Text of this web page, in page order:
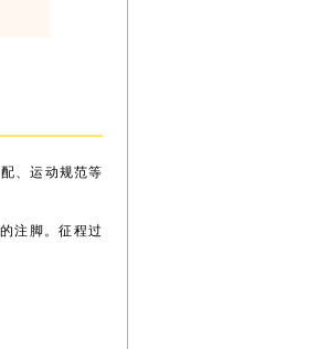
、运动规范等
注脚。征程过